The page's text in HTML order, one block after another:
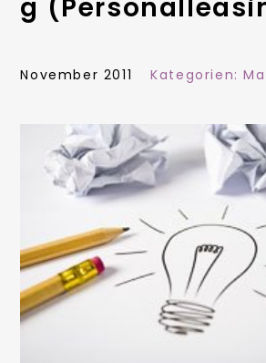
g
November 2011 Kategorien: